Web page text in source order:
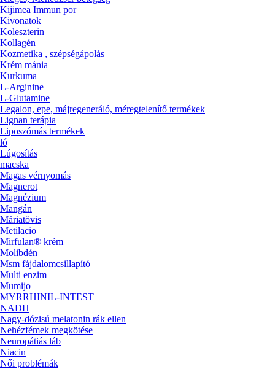
Kijimea Immun por
Kivonatok
Koleszterin
Kollagén
Kozmetika , szépségápolás
Krém mánia
Kurkuma
L-Arginine
L-Glutamine
Legalon, epe, májregeneráló, méregtelenítő termékek
Lignan terápia
Liposzómás termékek
ló
Lúgosítás
macska
Magas vérnyomás
Magnerot
Magnézium
Mangán
Máriatövis
Metilacio
Mirfulan® krém
Molibdén
Msm fájdalomcsillapító
Multi enzim
Mumijo
MYRRHINIL-INTEST
NADH
Nagy-dózisú melatonin rák ellen
Nehézfémek megkötése
Neuropátiás láb
Niacin
Női problémák